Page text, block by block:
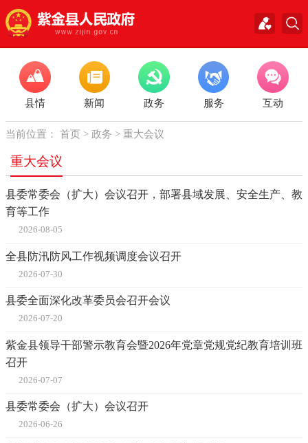
县情 新闻 政务 服务 互动
当前位置： 首页 > 政务 > 重大会议
重大会议
县委常委会（扩大）会议召开，部署县域发展、安全生产、教
育等工作
2026-08-05
全县防汛防风工作视频调度会议召开
2026-07-30
县委全面深化改革委员会召开会议
2026-07-20
紫金县领导干部警示教育会暨2026年党章党规党纪教育培训班
召开
2026-07-07
县委常委会（扩大）会议召开
2026-06-26